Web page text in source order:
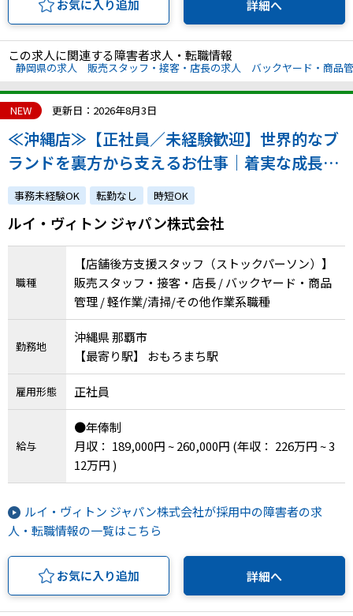
お気に入り追加 詳細へ
この求人に関連する障害者求人・転職情報
静岡県の求人 販売スタッフ・接客・店長の求人 バックヤード・商品
NEW 更新日：2026年8月3日
≪沖縄店≫【正社員／未経験歓迎】世界的なブ
ランドを裏方から支えるお仕事｜着実な成長を
実感できる環境です！｜atGPからの採用実績あ
り
事務未経験OK 転勤なし 時短OK
ルイ・ヴィトン ジャパン株式会社
職種
【店舗後方支援スタッフ（ストックパーソン）】
販売スタッフ・接客・店長 / バックヤード・商品
管理 / 軽作業/清掃/その他作業系職種
勤務地
沖縄県 那覇市
【最寄り駅】 おもろまち駅
雇用形態 正社員
給与
●年俸制
月収： 189,000円 ~ 260,000円 (年収： 226万円 ~ 3
12万円 )
ルイ・ヴィトン ジャパン株式会社が採用中の障害者の求
人・転職情報の一覧はこちら
お気に入り追加 詳細へ